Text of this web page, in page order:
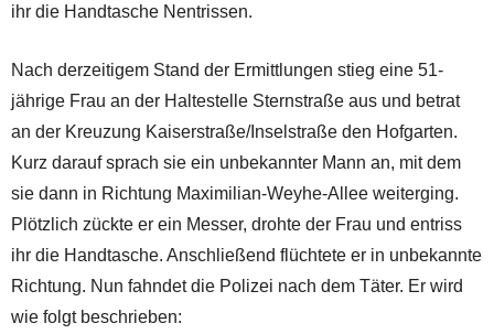
ihr die Handtasche Nentrissen.
Nach derzeitigem Stand der Ermittlungen stieg eine 51-
jährige Frau an der Haltestelle Sternstraße aus und betrat
an der Kreuzung Kaiserstraße/Inselstraße den Hofgarten.
Kurz darauf sprach sie ein unbekannter Mann an, mit dem
sie dann in Richtung Maximilian-Weyhe-Allee weiterging.
Plötzlich zückte er ein Messer, drohte der Frau und entriss
ihr die Handtasche. Anschließend flüchtete er in unbekannte
Richtung. Nun fahndet die Polizei nach dem Täter. Er wird
wie folgt beschrieben: